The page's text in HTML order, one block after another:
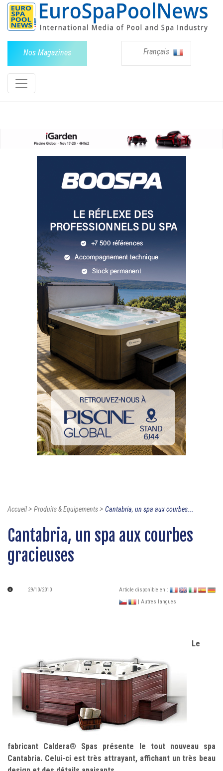
Nos Magazines Français
Accueil> Produits & Equipements> Cantabria, un spa aux courbes...
Cantabria, un spa aux courbes
gracieuses
29/10/2010
Article disponible en :
| Autres langues
Le
fabricant Caldera® Spas présente le tout nouveau spa
Cantabria. Celui-ci est très attrayant, affichant un très beau